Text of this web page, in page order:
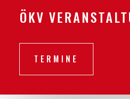
ÖKV
TERMINE